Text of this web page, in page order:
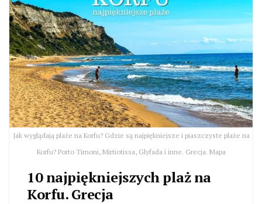
Jak wyglądają plaże na Korfu? Gdzie są najpiękniejsze i piaszczyste plaże na
Korfu? Porto Timoni, Mirtiotissa, Glyfada i inne. Grecja. Mapa
10 najpiękniejszych plaż na
Korfu. Grecja